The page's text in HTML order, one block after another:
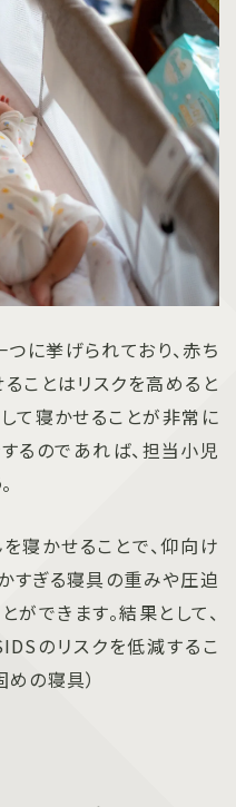
に挙げられており、赤ち
ことはリスクを高めると
て寝かせることが非常に
るのであれば、担当小児
寝かせることで、仰向け
すぎる寝具の重みや圧迫
ができます。結果として、
のリスクを低減するこ
の寝具）